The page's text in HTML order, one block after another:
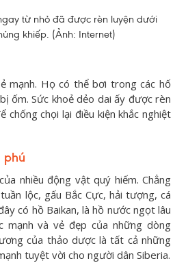
từ nhỏ đã được rèn luyện dưới
khiếp. (Ảnh: Internet)
mạnh. Họ có thể bơi trong các hố
ốm. Sức khoẻ dẻo dai ấy được rèn
chống chọi lại điều kiện khắc nghiệt
phú
nhiều động vật quý hiếm. Chẳng
lộc, gấu Bắc Cực, hải tượng, cá
có hồ Baikan, là hồ nước ngọt lâu
mạnh và vẻ đẹp của những dòng
của thảo dược là tất cả những
tuyệt vời cho người dân Siberia.